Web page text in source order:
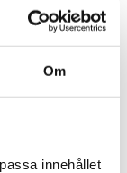
Om
innehållet